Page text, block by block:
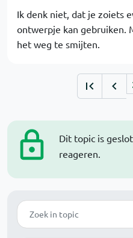
Dit topic is
reageren.
Zoek
Ik denk niet, dat je zoiets
ontwerpje kan gebruiken.
het weg te smijten.